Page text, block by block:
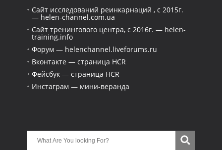
Сайт исследований реинкарнаций , с 2015г.
— helen-channel.com.ua
Сайт тренингового центра, с 2016г. — helen-
training.info
Форум — helenchannel.liveforums.ru
Вконтакте — страница HCR
Фейсбук — страница HCR
Инстаграм — мини-веранда